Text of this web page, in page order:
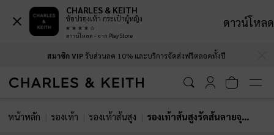
สมาชิก VIPรับส่วนลด 10% และบริการจัดส่งฟรีตลอดทั้งปี
หน้าหลัก รองเท้า รองเท้าส้นสูง รองเท้าส้นสูงรัดส้นลายจุดดีไซน์อสมมาตรรุ่น Imani
CHARLES & KEITH
ช้อปรองเท้า กระเป๋าผู้หญิง
ดาวน์โหลด - จาก Play Store
ดาวน์โหลด